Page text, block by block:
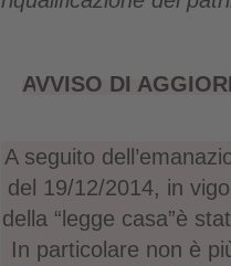
AVVISO DI
A seguito
del 19/12/2014, in
della “legge casa”è
In particolare non è